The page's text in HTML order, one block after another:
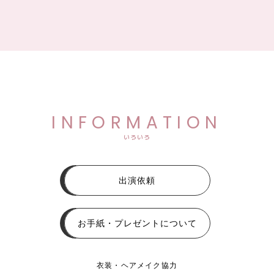
INFORMATION
いろいろ
出演依頼
お手紙・プレゼントについて
衣装・ヘアメイク協力